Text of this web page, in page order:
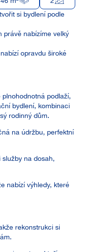
si bydlení podle
právě nabízíme velký
opravdu široké
podlaží,
bydlení, kombinaci
rodinný dům.
na údržbu, perfektní
na dosah,
nabízí výhledy, které
rekonstrukci si